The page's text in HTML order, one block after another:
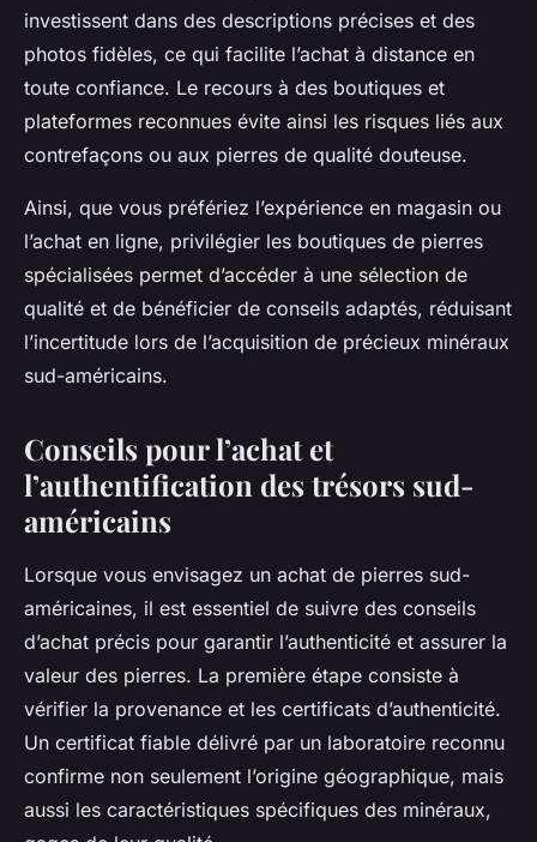
investissent dans des descriptions précises et des
photos fidèles, ce qui facilite l’achat à distance en
toute confiance. Le recours à des boutiques et
plateformes reconnues évite ainsi les risques liés aux
contrefaçons ou aux pierres de qualité douteuse.
Ainsi, que vous préfériez l’expérience en magasin ou
l’achat en ligne, privilégier les boutiques de pierres
spécialisées permet d’accéder à une sélection de
qualité et de bénéficier de conseils adaptés, réduisant
l’incertitude lors de l’acquisition de précieux minéraux
sud-américains.
Conseils pour l’achat et
l’authentification des trésors sud-
américains
Lorsque vous envisagez un achat de pierres sud-
américaines, il est essentiel de suivre des conseils
d’achat précis pour garantir l’authenticité et assurer la
valeur des pierres. La première étape consiste à
vérifier la provenance et les certificats d’authenticité.
Un certificat fiable délivré par un laboratoire reconnu
confirme non seulement l’origine géographique, mais
aussi les caractéristiques spécifiques des minéraux,